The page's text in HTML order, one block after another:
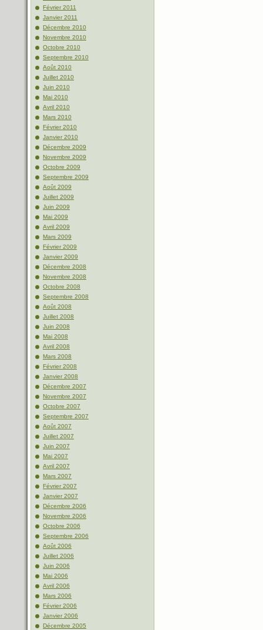
Février 2011
Janvier 2011
Décembre 2010
Novembre 2010
Octobre 2010
Septembre 2010
Août 2010
Juillet 2010
Juin 2010
Mai 2010
Avril 2010
Mars 2010
Février 2010
Janvier 2010
Décembre 2009
Novembre 2009
Octobre 2009
Septembre 2009
Août 2009
Juillet 2009
Juin 2009
Mai 2009
Avril 2009
Mars 2009
Février 2009
Janvier 2009
Décembre 2008
Novembre 2008
Octobre 2008
Septembre 2008
Août 2008
Juillet 2008
Juin 2008
Mai 2008
Avril 2008
Mars 2008
Février 2008
Janvier 2008
Décembre 2007
Novembre 2007
Octobre 2007
Septembre 2007
Août 2007
Juillet 2007
Juin 2007
Mai 2007
Avril 2007
Mars 2007
Février 2007
Janvier 2007
Décembre 2006
Novembre 2006
Octobre 2006
Septembre 2006
Août 2006
Juillet 2006
Juin 2006
Mai 2006
Avril 2006
Mars 2006
Février 2006
Janvier 2006
Décembre 2005